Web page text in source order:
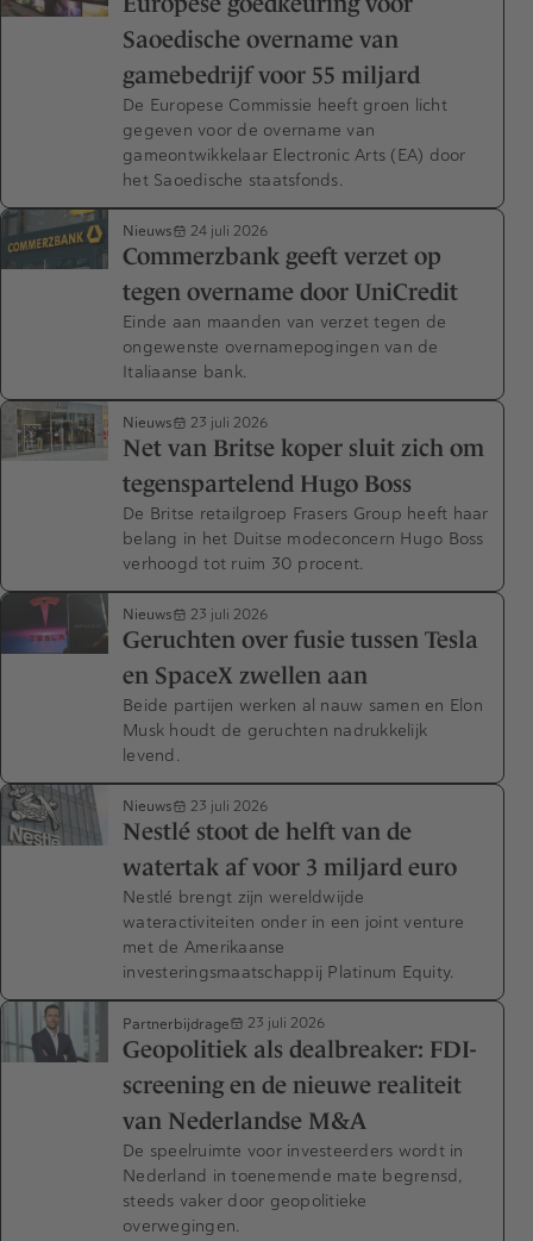
Saoedische overname van
gamebedrijf voor 55 miljard
De Europese Commissie heeft groen licht
gegeven voor de overname van
gameontwikkelaar Electronic Arts (EA) door
het Saoedische staatsfonds.
Nieuws 24 juli 2026
Commerzbank geeft verzet op
tegen overname door UniCredit
Einde aan maanden van verzet tegen de
ongewenste overnamepogingen van de
Italiaanse bank.
Nieuws 23 juli 2026
Net van Britse koper sluit zich om
tegenspartelend Hugo Boss
De Britse retailgroep Frasers Group heeft haar
belang in het Duitse modeconcern Hugo Boss
verhoogd tot ruim 30 procent.
Nieuws 23 juli 2026
Geruchten over fusie tussen Tesla
en SpaceX zwellen aan
Beide partijen werken al nauw samen en Elon
Musk houdt de geruchten nadrukkelijk
levend.
Nieuws 23 juli 2026
Nestlé stoot de helft van de
watertak af voor 3 miljard euro
Nestlé brengt zijn wereldwijde
wateractiviteiten onder in een joint venture
met de Amerikaanse
investeringsmaatschappij Platinum Equity.
Partnerbijdrage 23 juli 2026
Geopolitiek als dealbreaker: FDI-
screening en de nieuwe realiteit
van Nederlandse M&A
De speelruimte voor investeerders wordt in
Nederland in toenemende mate begrensd,
steeds vaker door geopolitieke
overwegingen.